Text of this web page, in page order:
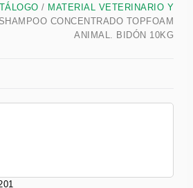
/ MATERIAL VETERINARIO Y
CONCENTRADO TOPFOAM
ANIMAL. BIDÓN 10KG